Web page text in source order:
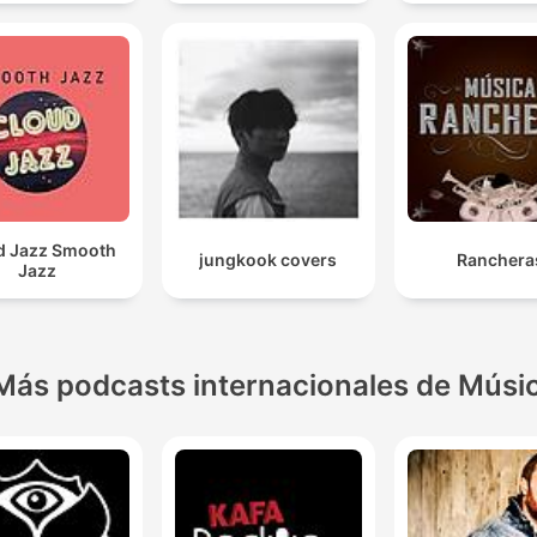
Jazz Smooth
Jazz
jungkook covers
podcasts internacionales de